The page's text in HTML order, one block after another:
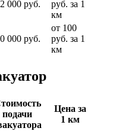
000 руб.
руб. за 1
км
000 руб.
от 100
руб. за 1
км
подачи
Цена за
1 км